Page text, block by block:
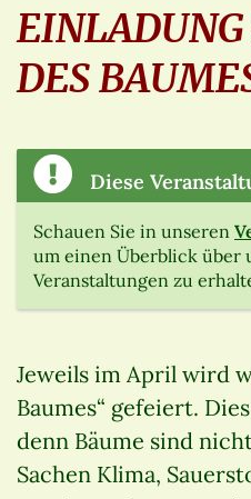
DES
Diese
Schauen Sie in unseren
um einen Überblick über
Veranstaltungen zu
Jeweils im April wird
Baumes“ gefeiert.
denn Bäume sind
Sachen Klima,